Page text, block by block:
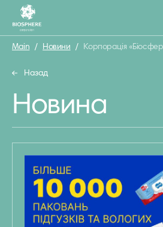
Main / Новини / Корпорація
Назад
Новина